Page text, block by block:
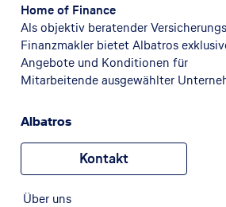
Home of Finance
Als objektiv beratender
Finanzmakler bietet Albatros
Angebote und Konditionen für
Mitarbeitende ausgewählter
Albatros
Kontakt
Über uns